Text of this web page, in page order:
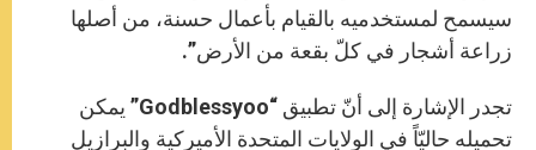
سيسمح لمستخدميه بالقيام بأعمال حسنة، من أصلها
زراعة أشجار في كلّ بقعة من الأرض”.
تجدر الإشارة إلى أنّ تطبيق “Godblessyoo” يمكن
تحميله حاليّاً في الولايات المتحدة الأميركية والبرازيل